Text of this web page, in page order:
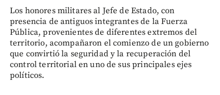
Los honores militares al Jefe de Estado, con
presencia de antiguos integrantes de la Fuerza
Pública, provenientes de diferentes extremos del
territorio, acompañaron el comienzo de un gobierno
que convirtió la seguridad y la recuperación del
control territorial en uno de sus principales ejes
políticos.